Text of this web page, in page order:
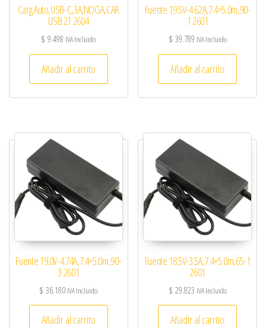
Carg.Auto,USB-C,3A,NOGA,CAR
USB 21 2604
$ 9.498 IVA Incluido
Añadir al carrito
Fuente 19.5V-4.62A,7.4×5.0m,90-
1 2601
$ 39.789 IVA Incluido
Añadir al carrito
Fuente 19.0V-4.74A,7.4×5.0m,90-
3 2601
$ 36.180 IVA Incluido
Añadir al carrito
Fuente 18.5V-3.5A,7.4×5.0m,65-1
2601
$ 29.823 IVA Incluido
Añadir al carrito